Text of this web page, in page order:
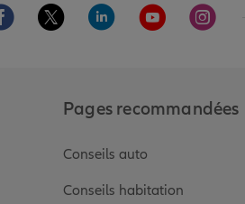
Aller sur la page Facebook de Allianz
Aller sur la page Twitter de
Aller sur la page
Aller sur laAller
Pages recommandées
Conseils auto
Conseils habitation